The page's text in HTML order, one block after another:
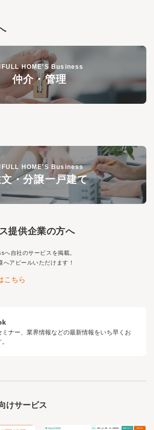
HOME'S Business
仲介・管理
HOME'S Business
・分譲一戸建て
提供企業の方へ
へ自社のサービスを掲載。
アピールいただけます！
こちら
ミナー、業界情報などの最新情報をいち早くお
けサービス